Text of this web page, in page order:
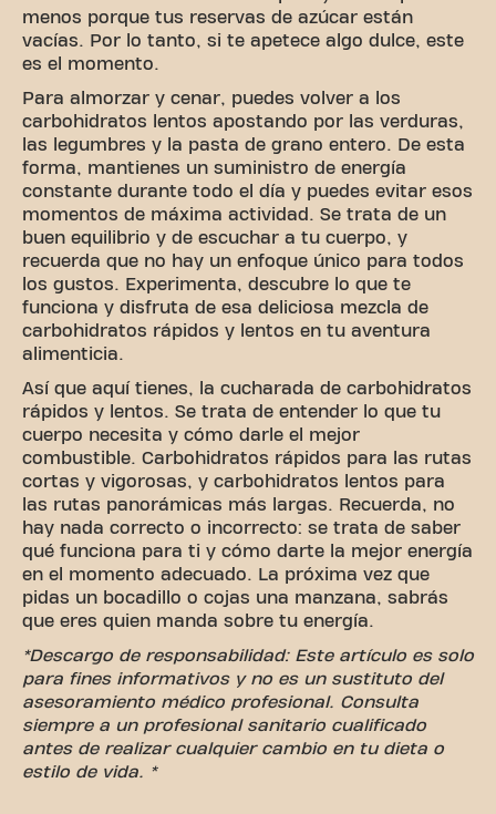
menos porque tus reservas de azúcar están
vacías. Por lo tanto, si te apetece algo dulce, este
es el momento.
Para almorzar y cenar, puedes volver a los
carbohidratos lentos apostando por las verduras,
las legumbres y la pasta de grano entero. De esta
forma, mantienes un suministro de energía
constante durante todo el día y puedes evitar esos
momentos de máxima actividad. Se trata de un
buen equilibrio y de escuchar a tu cuerpo, y
recuerda que no hay un enfoque único para todos
los gustos. Experimenta, descubre lo que te
funciona y disfruta de esa deliciosa mezcla de
carbohidratos rápidos y lentos en tu aventura
alimenticia.
Así que aquí tienes, la cucharada de carbohidratos
rápidos y lentos. Se trata de entender lo que tu
cuerpo necesita y cómo darle el mejor
combustible. Carbohidratos rápidos para las rutas
cortas y vigorosas, y carbohidratos lentos para
las rutas panorámicas más largas. Recuerda, no
hay nada correcto o incorrecto: se trata de saber
qué funciona para ti y cómo darte la mejor energía
en el momento adecuado. La próxima vez que
pidas un bocadillo o cojas una manzana, sabrás
que eres quien manda sobre tu energía.
*Descargo de responsabilidad: Este artículo es solo
para fines informativos y no es un sustituto del
asesoramiento médico profesional. Consulta
siempre a un profesional sanitario cualificado
antes de realizar cualquier cambio en tu dieta o
estilo de vida. *